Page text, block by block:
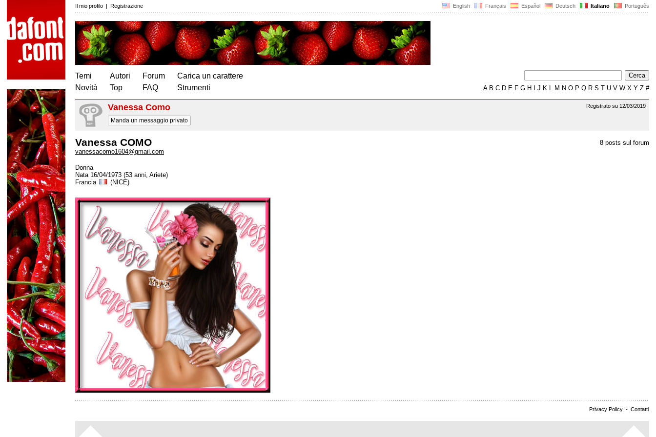
English Français Español Deutsch Italiano Português
Il mio profilo | Registrazione
Temi
Novità
Autori
Top
Forum
FAQ
Carica un carattere
Strumenti
AB C D E F G H J K L M N O P Q R S T U V W X Y Z #
Registrato su 12/03/2019
Vanessa Como
Manda un messaggio privato
8 posts sul forum
Vanessa COMO
vanessacomo1604@gmail.com
Donna
Nata 16/04/1973 (53 anni, Ariete)
Francia
(NICE)
Privacy Policy - Contatti